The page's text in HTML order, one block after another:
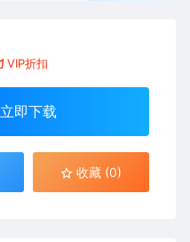
VIP折扣
立即下载
收藏 (0)